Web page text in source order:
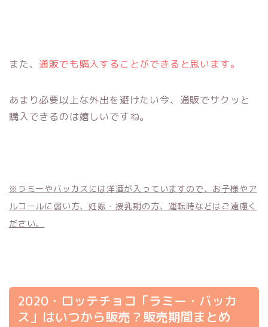
また、 通販でも購入することができると思います。
あまり必要以上な外出を避けたい今、通販でサクッと
購入できるのは嬉しいですね。
※ラミーやバッカスには洋酒が入っていますので、お子様やア
ルコールに弱い方、妊娠・授乳期の方、運転時などはご遠慮く
ださい。
2020・ロッテチョコ「ラミー・バッカ
ス」はいつから販売？販売期間まとめ